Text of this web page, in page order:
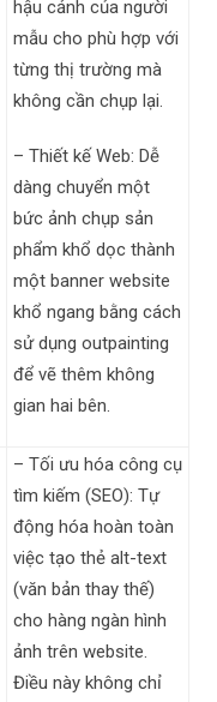
hậu cảnh của người
mẫu cho phù hợp với
từng thị trường mà
không cần chụp lại.
– Thiết kế Web: Dễ
dàng chuyển một
bức ảnh chụp sản
phẩm khổ dọc thành
một banner website
khổ ngang bằng cách
sử dụng outpainting
để vẽ thêm không
gian hai bên.
– Tối ưu hóa công cụ
tìm kiếm (SEO): Tự
động hóa hoàn toàn
việc tạo thẻ alt-text
(văn bản thay thế)
cho hàng ngàn hình
ảnh trên website.
Điều này không chỉ